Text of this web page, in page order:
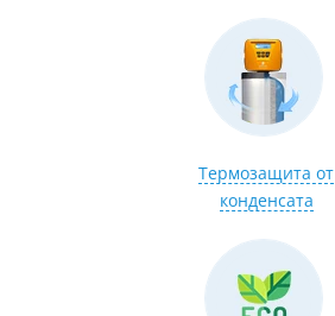
Термозащита от
конденсата